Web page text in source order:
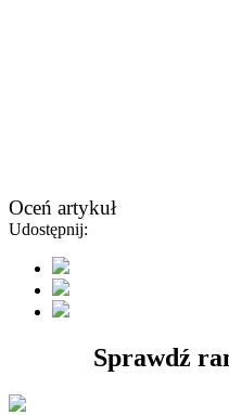
Oceń artykuł
Udostępnij:
Sprawdź